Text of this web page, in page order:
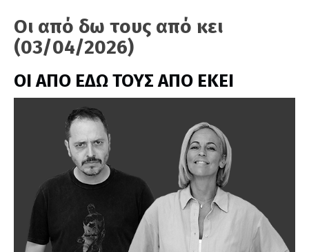
Οι από δω τους από κει
(03/04/2026)
ΟΙ ΑΠΟ ΕΔΩ ΤΟΥΣ ΑΠΟ ΕΚΕΙ